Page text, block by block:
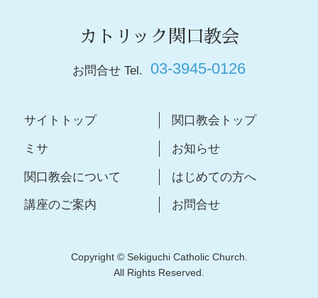
カトリック関口教会
お問合せ Tel. 03-3945-0126
サイトトップ 関口教会トップ
ミサ お知らせ
関口教会について はじめての方へ
講座のご案内 お問合せ
Copyright © Sekiguchi Catholic Church.
All Rights Reserved.